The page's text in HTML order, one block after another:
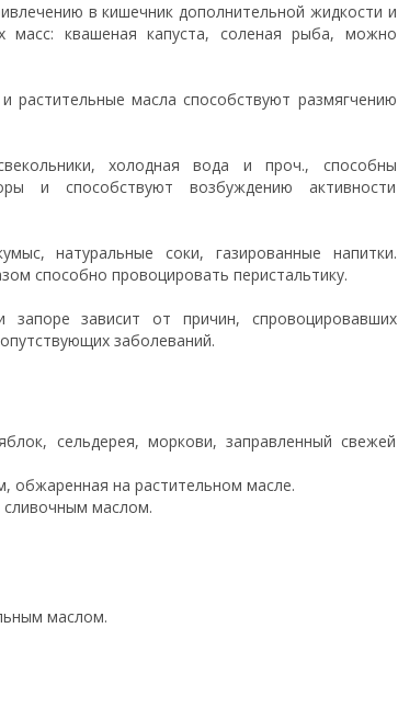
в кишечник дополнительной жидкости и
масс: квашеная капуста, соленая рыба, можно
масла способствуют размягчению
холодная вода и проч., способны
и способствуют возбуждению активности
натуральные соки, газированные напитки.
способно провоцировать перистальтику.
зависит от причин, спровоцировавших
заболеваний.
сельдерея, моркови, заправленный свежей
на растительном масле.
маслом.
маслом.